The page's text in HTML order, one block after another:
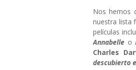
Nos hemos
nuestra lista
películas
Annabelle o
Charles
descubierto